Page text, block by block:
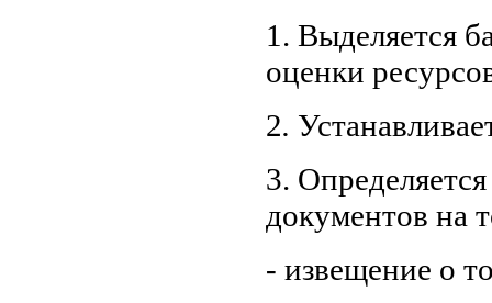
1. Выделяется
оценки
2.
3.
документов на
- извещение о